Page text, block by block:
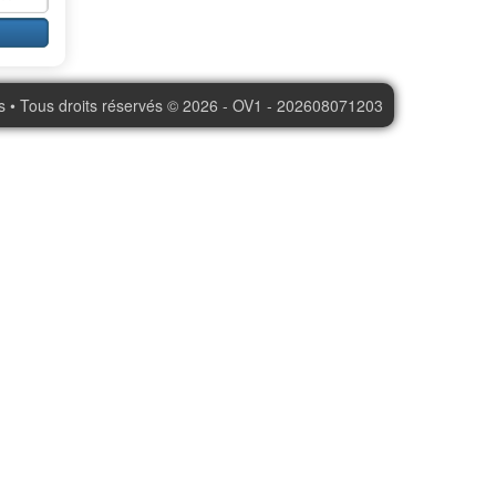
• Tous droits réservés © 2026 - OV1 - 202608071203